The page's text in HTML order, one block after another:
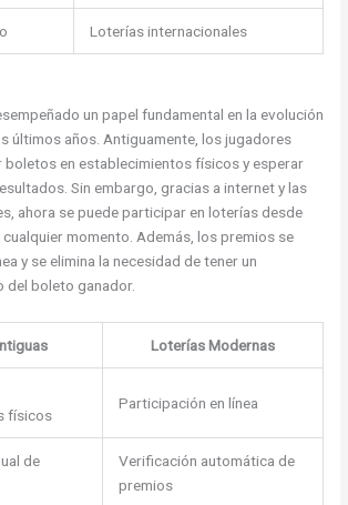
Loterías internacionales
un papel fundamental en la evolución
últimos años. Antiguamente, los jugadores
boletos en establecimientos físicos y esperar
Sin embargo, gracias a internet y las
ahora se puede participar en loterías desde
cualquier momento. Además, los premios se
y se elimina la necesidad de tener un
boleto ganador.
Loterías Modernas
físicos
Participación en línea
de
Verificación automática de
premios